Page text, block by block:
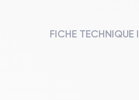
FICHE TECHNIQUE